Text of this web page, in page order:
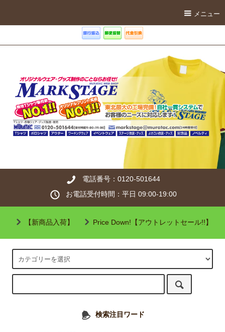
メニュー
電話番号：0120-501644
お電話受付時間：平日 09:00-19:00
【新商品入荷】 Price Down!【アウトレットセール!!】
検索注目ワード